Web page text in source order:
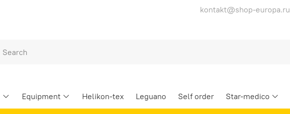
kontakt@shop-europa.ru
Equipment Helikon-tex Leguano Self order Star-medico